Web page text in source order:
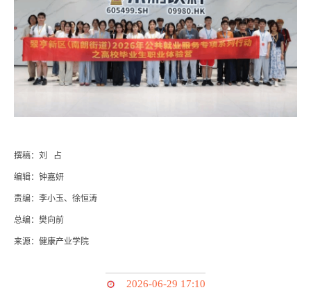
撰稿：刘 占
编辑：钟嘉妍
责编：李小玉、徐恒涛
总编：樊向前
来源：健康产业学院
2026-06-29 17:10